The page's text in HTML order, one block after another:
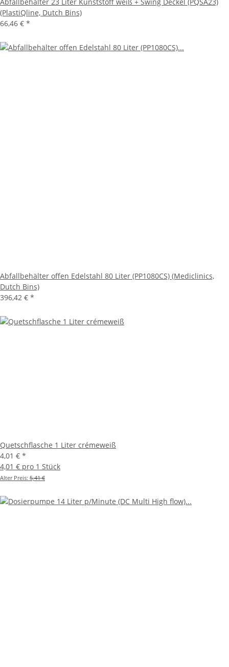
(PlastiQline, Dutch Bins)
66,46 € *
Abfallbehälter offen Edelstahl 80 Liter (PP1080CS) (Mediclinics,
Dutch Bins)
396,42 € *
Quetschflasche 1 Liter crémeweiß
4,01 € *
4,01 € pro 1 Stück
Alter Preis: 5,41 €